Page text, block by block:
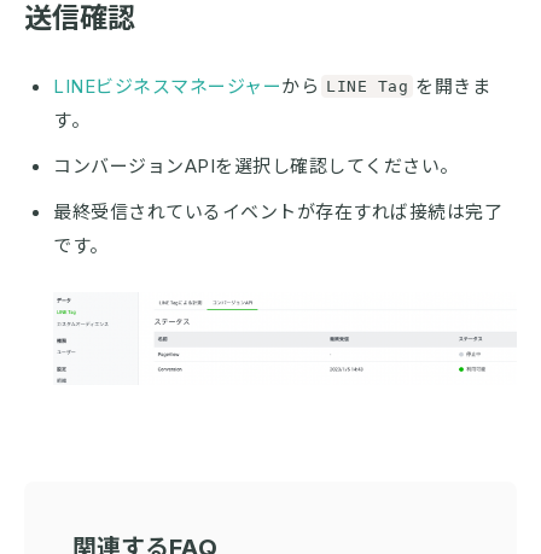
送信確認
LINEビジネスマネージャーから LINE Tag を開きま
す。
コンバージョンAPIを選択し確認してください。
最終受信されているイベントが存在すれば接続は完了
です。